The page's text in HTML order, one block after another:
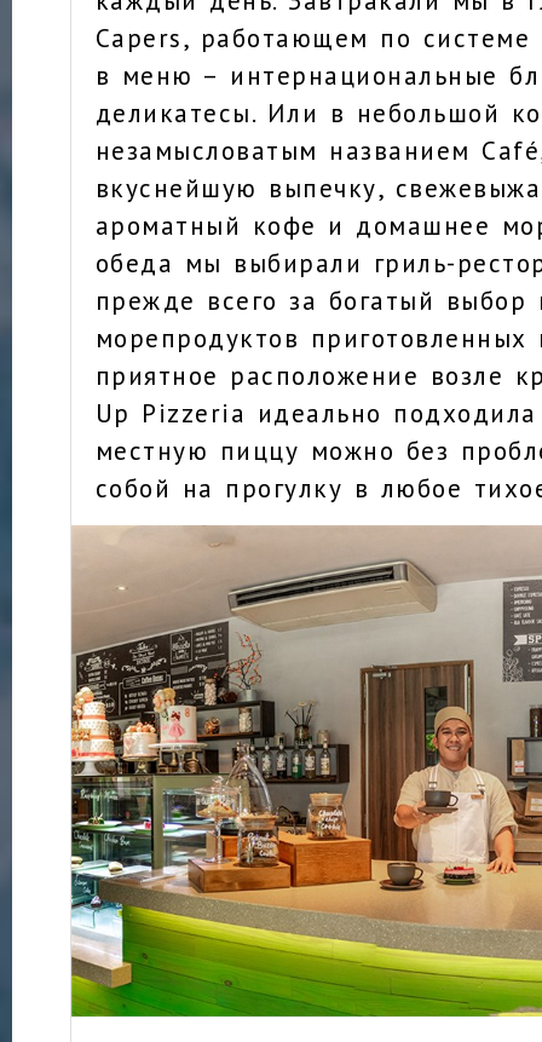
Capers, работающем по системе
в меню – интернациональные
деликатесы. Или в небольшой
незамысловатым названием
вкуснейшую выпечку,
ароматный кофе и домашнее
обеда мы выбирали гриль-
прежде всего за богатый
морепродуктов
приятное расположение возле
Up Pizzeria идеально
местную пиццу можно без
собой на прогулку в любое